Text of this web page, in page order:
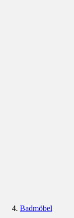
Badmöbel